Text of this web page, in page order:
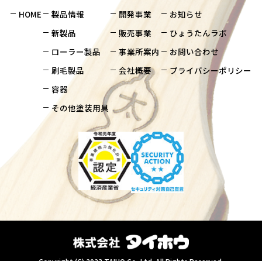
HOME
製品情報
新製品
ローラー製品
刷毛製品
容器
その他塗装用具
開発事業
販売事業
事業所案内
会社概要
お知らせ
ひょうたんラボ
お問い合わせ
プライバシーポリシー